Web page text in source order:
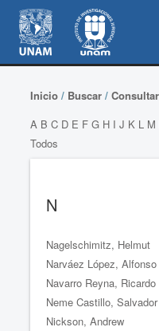
Inicio/ Buscar/
A B C D E F G H I J K L M
Todos
N
Nagelschimitz, Helmut
Narváez López, Alfonso
Navarro Reyna, Ricardo
Neme Castillo,
Nickson, Andrew